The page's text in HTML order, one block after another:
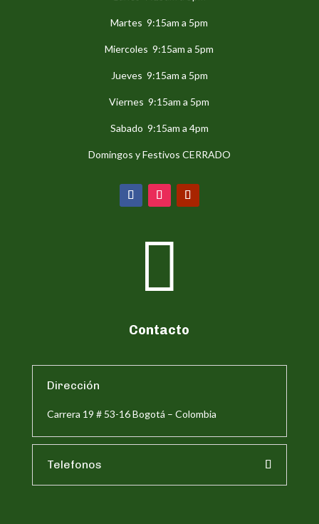
Martes 9:15am a 5pm
Miercoles 9:15am a 5pm
Jueves 9:15am a 5pm
Viernes 9:15am a 5pm
Sabado 9:15am a 4pm
Domingos y Festivos CERRADO

Contacto
Dirección
Carrera 19 # 53-16 Bogotá – Colombia
Telefonos